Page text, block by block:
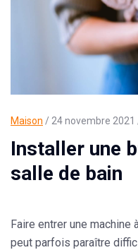
Maison / 24 novembre 2021
Installer une
salle de bain
Faire entrer une machine
peut parfois paraître